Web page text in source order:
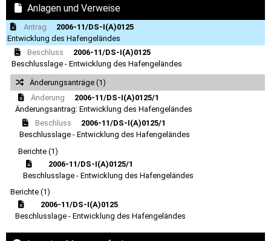
Anlagen und Verweise
Antrag
2006-11/DS-I(A)0125
Entwicklung des Hafengeländes
Beschluss
2006-11/DS-I(A)0125
Beschlusslage - Entwicklung des Hafengeländes
Änderungsanträge (1)
Änderung
2006-11/DS-I(A)0125/1
Änderungsantrag: Entwicklung des Hafengeländes
Beschluss
2006-11/DS-I(A)0125/1
Beschlusslage - Entwicklung des Hafengeländes
Berichte (1)
2006-11/DS-I(A)0125/1
Beschlusslage - Entwicklung des Hafengeländes
Berichte (1)
2006-11/DS-I(A)0125
Beschlusslage - Entwicklung des Hafengeländes